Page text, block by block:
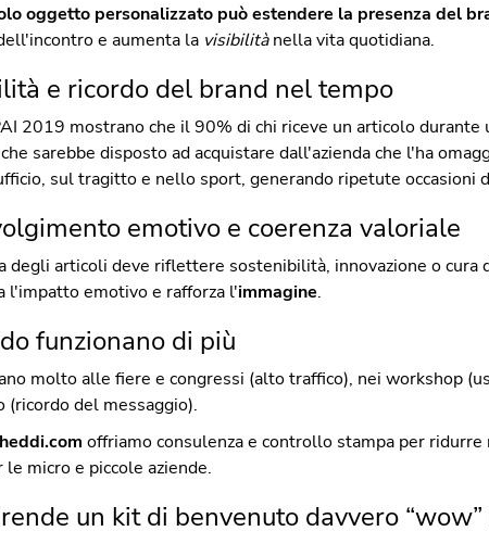
oggetto personalizzato può estendere la presenza del
e aumenta la visibilità nella vita quotidiana.
e ricordo del brand nel tempo
2019 mostrano che il 90% di chi riceve un articolo
sarebbe disposto ad acquistare dall'azienda che l'ha
sul tragitto e nello sport, generando ripetute occasioni
emotivo e coerenza valoriale
degli articoli deve riflettere sostenibilità, innovazione o cura
l'impatto emotivo e rafforza l'immagine.
funzionano di più
molto alle fiere e congressi (alto traffico), nei workshop
(ricordo del messaggio).
offriamo consulenza e controllo stampa per ridurre
micro e piccole aziende.
un kit di benvenuto davvero